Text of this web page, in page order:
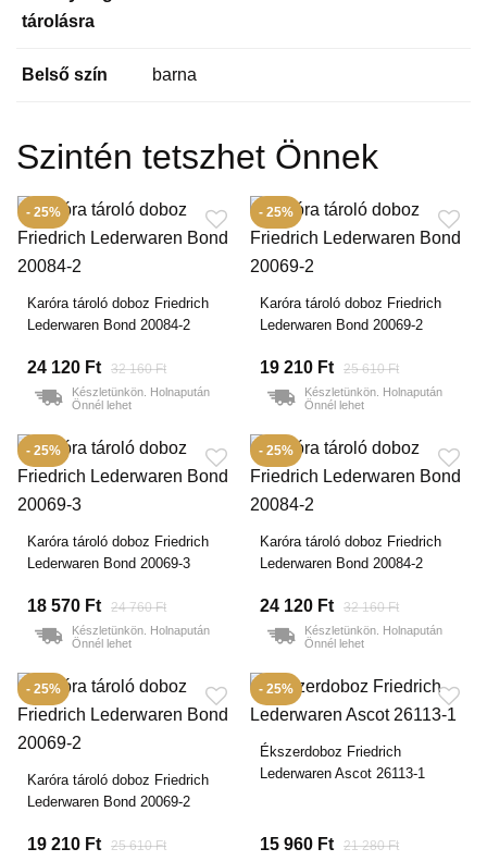
tárolásra
Belső szín barna
Szintén tetszhet Önnek
- 25%
Karóra tároló doboz Friedrich
Lederwaren Bond 20084-2
24 120 Ft 32 160 Ft
Készletünkön. Holnapután
Önnél lehet
- 25%
Karóra tároló doboz Friedrich
Lederwaren Bond 20069-2
19 210 Ft 25 610 Ft
Készletünkön. Holnapután
Önnél lehet
- 25%
Karóra tároló doboz Friedrich
Lederwaren Bond 20069-3
18 570 Ft 24 760 Ft
Készletünkön. Holnapután
Önnél lehet
- 25%
Karóra tároló doboz Friedrich
Lederwaren Bond 20084-2
24 120 Ft 32 160 Ft
Készletünkön. Holnapután
Önnél lehet
- 25%
Karóra tároló doboz Friedrich
Lederwaren Bond 20069-2
19 210 Ft 25 610 Ft
- 25%
Ékszerdoboz Friedrich
Lederwaren Ascot 26113-1
15 960 Ft 21 280 Ft